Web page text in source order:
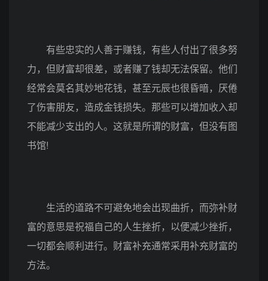
有些忠实的人善于赚钱，有些人付出了很多努
力，但财富却很差，或者赚了钱却无法保留。他们
经常会莫名其妙地花钱，甚至元辰也很昏暗，厌倦
了伤害朋友，造成金钱损失。那些可以增加收入却
不能减少支出的人。这就是所谓的财富，但没有图
书馆!
生活的道路不可避免地会出现曲折，而弥补财
富的意思是祝福自己的人生挫折，以便减少挫折，
一切都会顺利进行。财富补充通常采用补充财富的
方法。